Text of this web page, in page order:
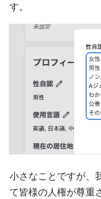
す。
小さなことですが、
て皆様の人権が尊重